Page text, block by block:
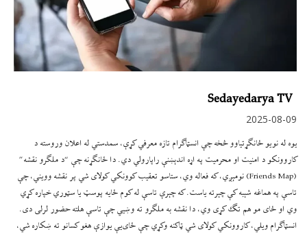
Sedayedarya TV
2025-08-09
یوه له نويو ځانګړتیاوو څخه چې انسټاګرام تازه معرفي کړې، سمدستي له اعلان وروسته د
کاروونکو د امنیت او محرمیت په اړه اندېښنې راپارولي دي. دا ځانګړنه چې “د ملګرو نقشه”
(Friends Map) نومېږي، که فعاله وي، ستاسو تعقیب کوونکي کولای شي پر نقشه وویني، چې
تاسې په هماغه شېبه کې چېرته یاست. که چېرې تاسې له کوم ځایه پوسټ یا سټوري خپاره کړي
وي او ځای مو هم تګ کړی وي، دا نقشه به ملګرو ته وښيي چې تاسې هلته حضور لرلی دی.
انسټاګرام ویلي، کاروونکي کولای شي ټاکنه وکړي چې ځای‌یې یوازې هغو کسانو ته ښکاره شي،